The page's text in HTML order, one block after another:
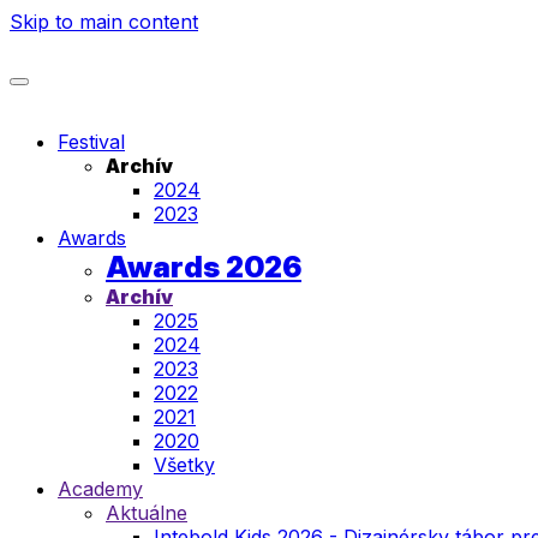
Skip to main content
Festival
Archív
2024
2023
Awards
Awards 2026
Archív
2025
2024
2023
2022
2021
2020
Všetky
Academy
Aktuálne